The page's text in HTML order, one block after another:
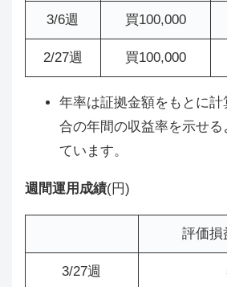
3/6週 買100,000
2/27週 買100,000
年率は証拠金額をもとに
合の年間の収益率を示せ
ています。
週間運用成績(円)
評価損
3/27週